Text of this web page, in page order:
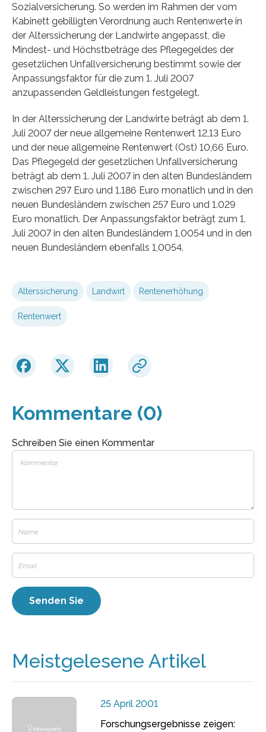
Sozialversicherung. So werden im Rahmen der vom
Kabinett gebilligten Verordnung auch Rentenwerte in
der Alterssicherung der Landwirte angepasst, die
Mindest- und Höchstbeträge des Pflegegeldes der
gesetzlichen Unfallversicherung bestimmt sowie der
Anpassungsfaktor für die zum 1. Juli 2007
anzupassenden Geldleistungen festgelegt.
In der Alterssicherung der Landwirte beträgt ab dem 1.
Juli 2007 der neue allgemeine Rentenwert 12,13 Euro
und der neue allgemeine Rentenwert (Ost) 10,66 Euro.
Das Pflegegeld der gesetzlichen Unfallversicherung
beträgt ab dem 1. Juli 2007 in den alten Bundesländern
zwischen 297 Euro und 1.186 Euro monatlich und in den
neuen Bundesländern zwischen 257 Euro und 1.029
Euro monatlich. Der Anpassungsfaktor beträgt zum 1.
Juli 2007 in den alten Bundesländern 1,0054 und in den
neuen Bundesländern ebenfalls 1,0054.
Alterssicherung Landwirt Rentenerhöhung
Rentenwert
Kommentare (0)
Schreiben Sie einen Kommentar
Meistgelesene Artikel
25 April 2001
Forschungsergebnisse zeigen: